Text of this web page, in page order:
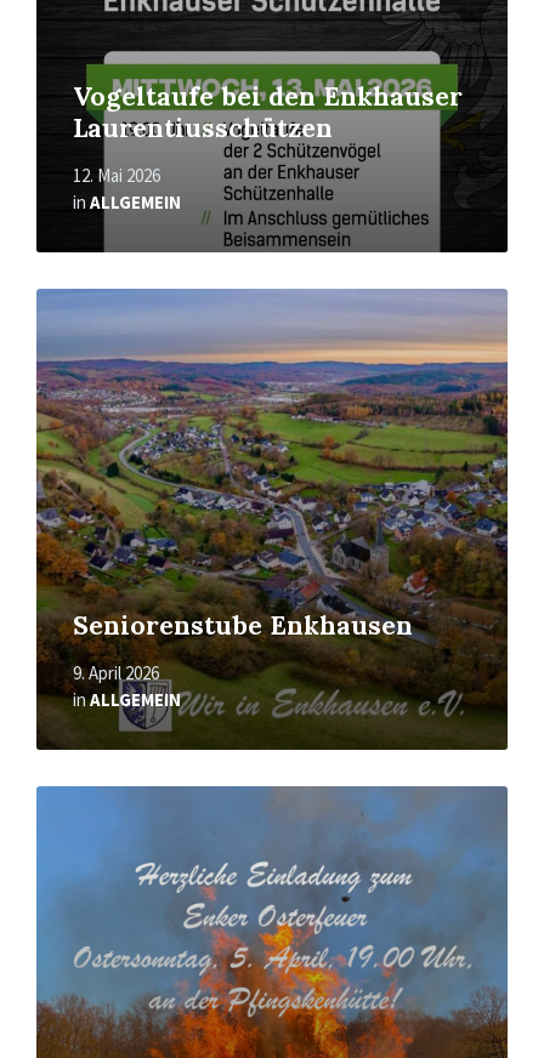
Vogeltaufe bei den Enkhauser
Laurentiusschützen
12. Mai 2026
in ALLGEMEIN
Seniorenstube Enkhausen
9. April 2026
inALLGEMEIN
Mehr
Mehr